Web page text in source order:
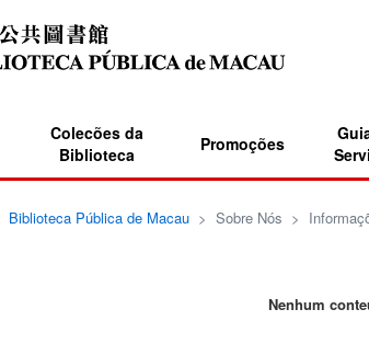
Colecões da
Biblioteca
Promoções
Biblioteca Pública de Macau> Sobre Nós >
Nenhum